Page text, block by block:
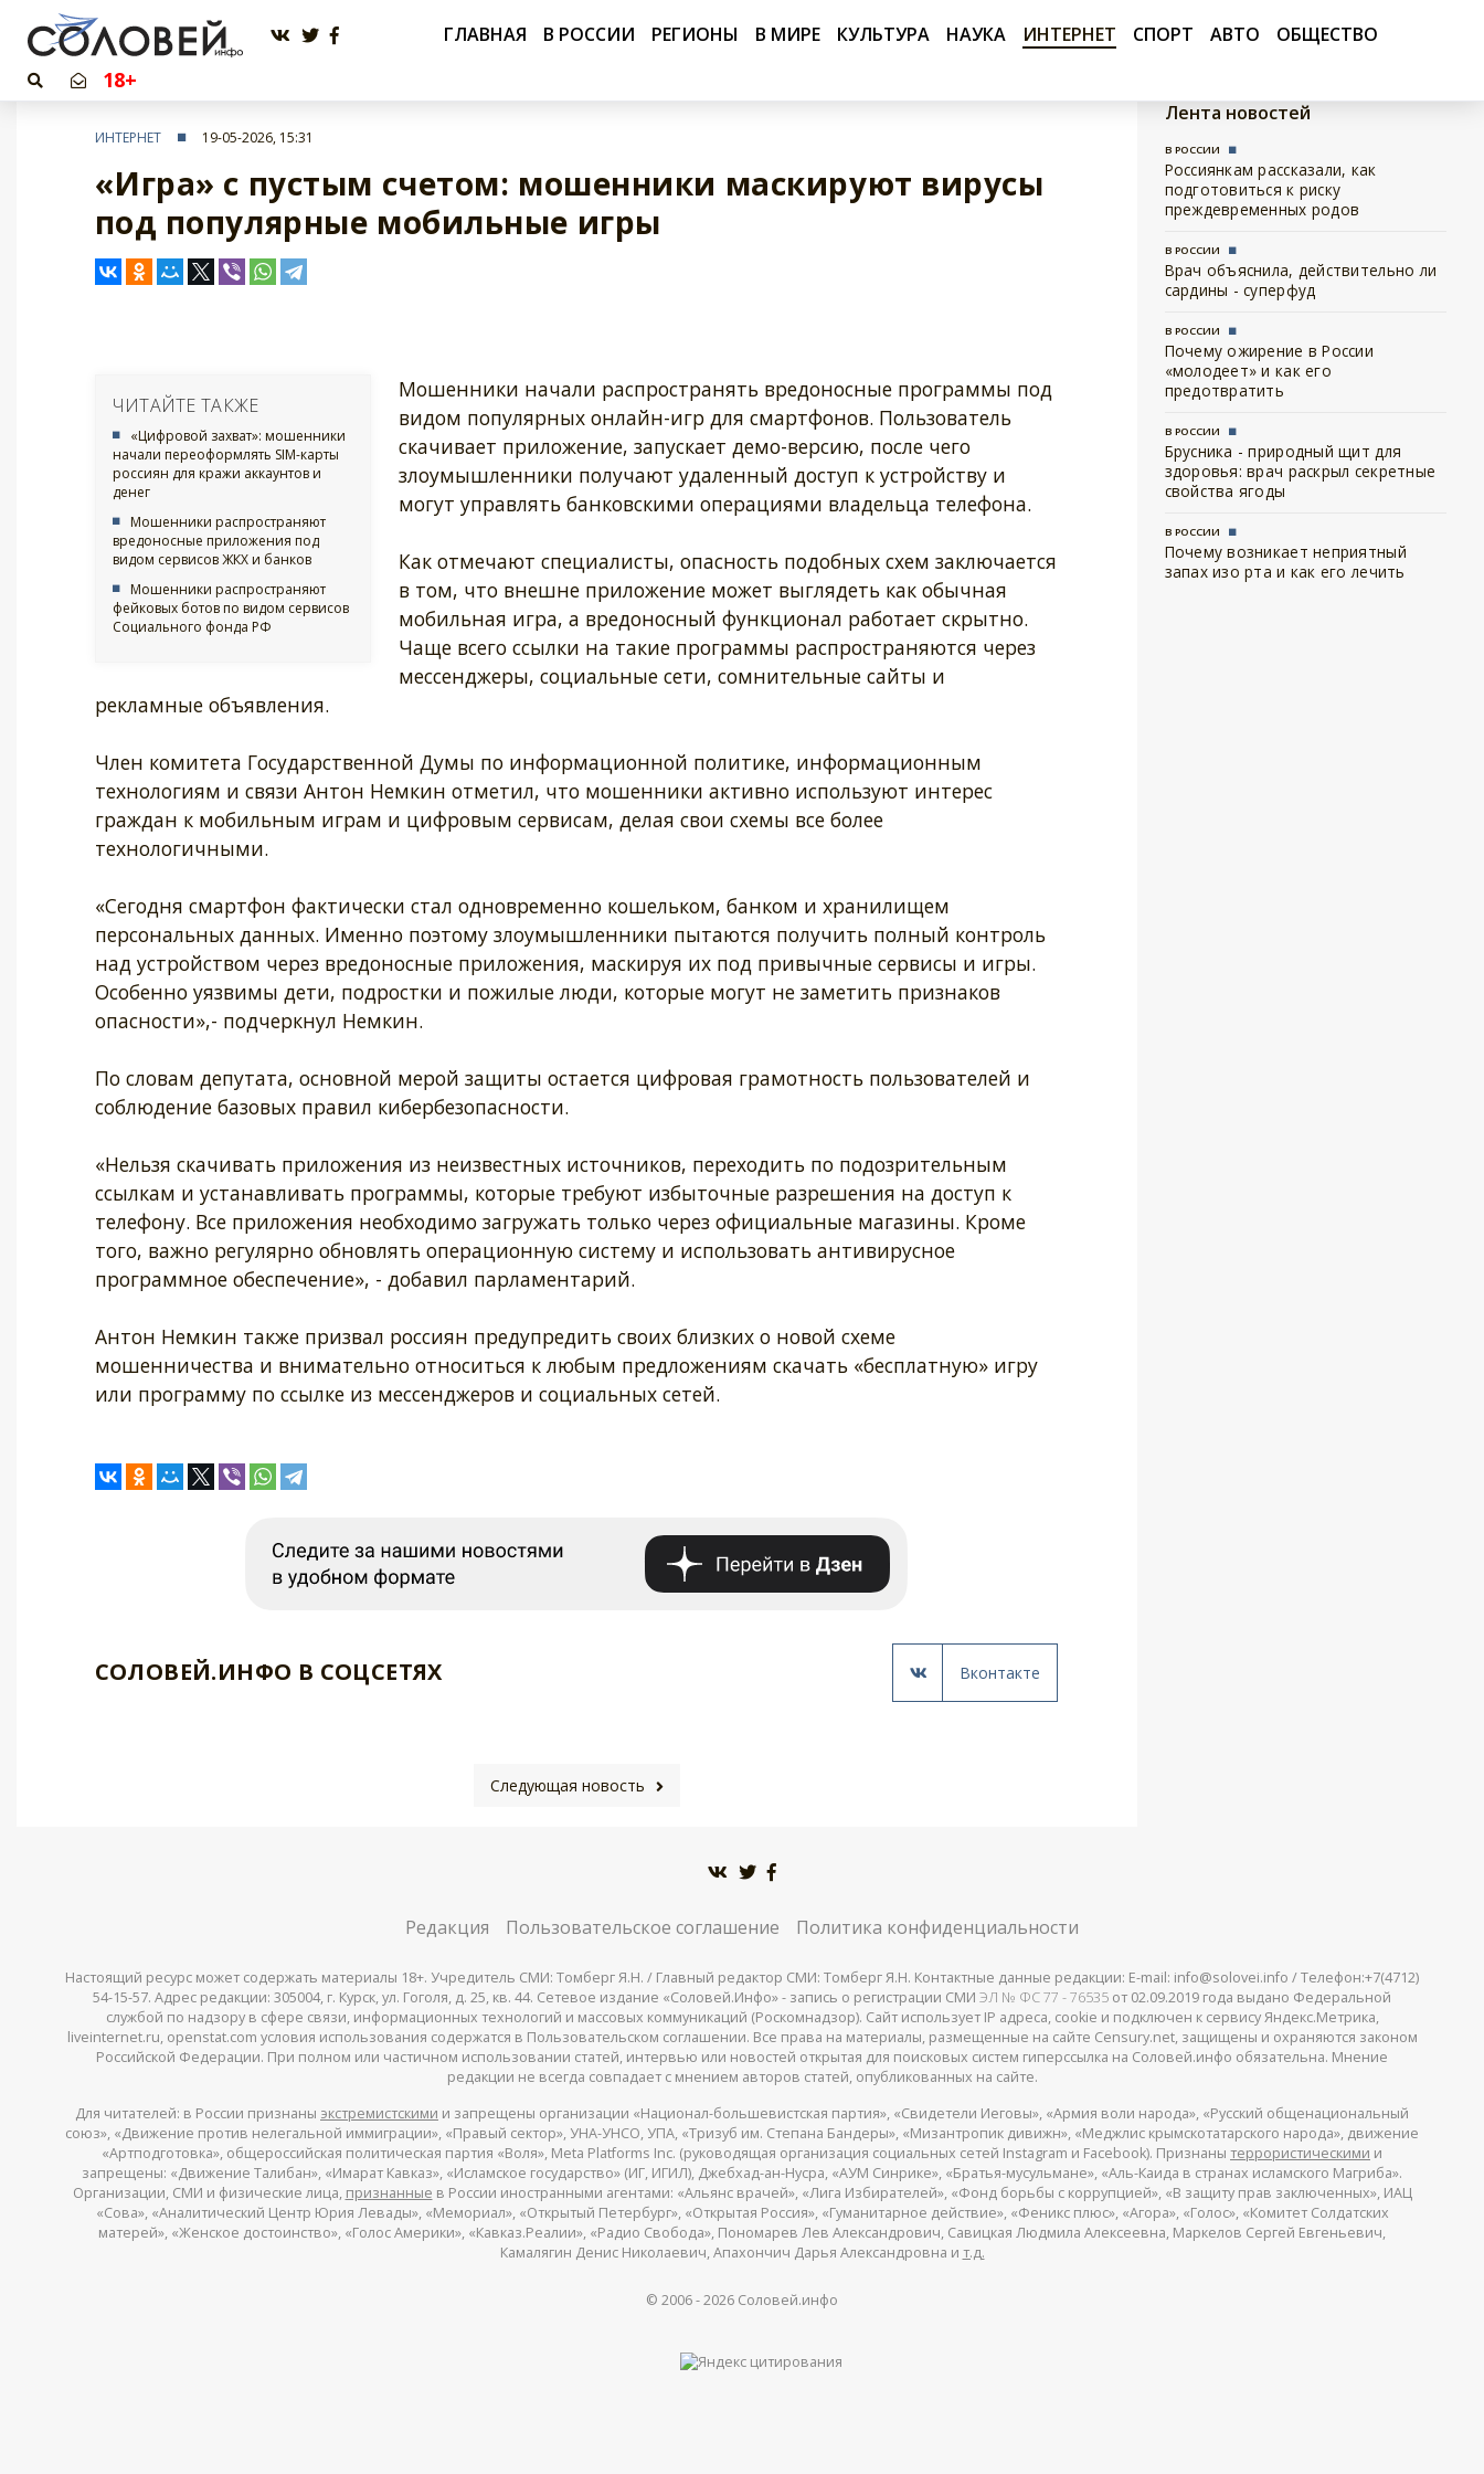
ГЛАВНАЯ В РОССИИ РЕГИОНЫ В МИРЕ КУЛЬТУРА НАУКА ИНТЕРНЕТ СПОРТ АВТО ОБЩЕСТВО
18+
ИНТЕРНЕТ 19-05-2026, 15:31
«Игра» с пустым счетом: мошенники маскируют вирусы
под популярные мобильные игры
ЧИТАЙТЕ ТАКЖЕ
«Цифровой захват»: мошенники
начали переоформлять SIM-карты
россиян для кражи аккаунтов и
денег
Мошенники распространяют
вредоносные приложения под
видом сервисов ЖКХ и банков
Мошенники распространяют
фейковых ботов по видом сервисов
Социального фонда РФ
Мошенники начали распространять вредоносные программы под
видом популярных онлайн-игр для смартфонов. Пользователь
скачивает приложение, запускает демо-версию, после чего
злоумышленники получают удаленный доступ к устройству и
могут управлять банковскими операциями владельца телефона.
Как отмечают специалисты, опасность подобных схем заключается
в том, что внешне приложение может выглядеть как обычная
мобильная игра, а вредоносный функционал работает скрытно.
Чаще всего ссылки на такие программы распространяются через
мессенджеры, социальные сети, сомнительные сайты и
рекламные объявления.
Член комитета Государственной Думы по информационной политике, информационным
технологиям и связи Антон Немкин отметил, что мошенники активно используют интерес
граждан к мобильным играм и цифровым сервисам, делая свои схемы все более
технологичными.
«Сегодня смартфон фактически стал одновременно кошельком, банком и хранилищем
персональных данных. Именно поэтому злоумышленники пытаются получить полный контроль
над устройством через вредоносные приложения, маскируя их под привычные сервисы и игры.
Особенно уязвимы дети, подростки и пожилые люди, которые могут не заметить признаков
опасности»,- подчеркнул Немкин.
По словам депутата, основной мерой защиты остается цифровая грамотность пользователей и
соблюдение базовых правил кибербезопасности.
«Нельзя скачивать приложения из неизвестных источников, переходить по подозрительным
ссылкам и устанавливать программы, которые требуют избыточные разрешения на доступ к
телефону. Все приложения необходимо загружать только через официальные магазины. Кроме
того, важно регулярно обновлять операционную систему и использовать антивирусное
программное обеспечение», - добавил парламентарий.
Антон Немкин также призвал россиян предупредить своих близких о новой схеме
мошенничества и внимательно относиться к любым предложениям скачать «бесплатную» игру
или программу по ссылке из мессенджеров и социальных сетей.
СОЛОВЕЙ.ИНФО В СОЦСЕТЯХ Вконтакте
Следующая новость
Лента новостей
В РОССИИ
Россиянкам рассказали, как
подготовиться к риску
преждевременных родов
В РОССИИ
Врач объяснила, действительно ли
сардины - суперфуд
В РОССИИ
Почему ожирение в России
«молодеет» и как его
предотвратить
В РОССИИ
Брусника - природный щит для
здоровья: врач раскрыл секретные
свойства ягоды
В РОССИИ
Почему возникает неприятный
запах изо рта и как его лечить
Редакция Пользовательское соглашение Политика конфиденциальности
Настоящий ресурс может содержать материалы 18+. Учредитель СМИ: Томберг Я.Н. / Главный редактор СМИ: Томберг Я.Н. Контактные данные редакции: E-mail: info@solovei.info / Телефон:+7(4712)
54-15-57. Адрес редакции: 305004, г. Курск, ул. Гоголя, д. 25, кв. 44. Сетевое издание «Соловей.Инфо» - запись о регистрации СМИ ЭЛ № ФС 77 - 76535 от 02.09.2019 года выдано Федеральной
службой по надзору в сфере связи, информационных технологий и массовых коммуникаций (Роскомнадзор). Сайт использует IP адреса, cookie и подключен к сервису Яндекс.Метрика,
liveinternet.ru, openstat.com условия использования содержатся в Пользовательском соглашении. Все права на материалы, размещенные на сайте Censury.net, защищены и охраняются законом
Российской Федерации. При полном или частичном использовании статей, интервью или новостей открытая для поисковых систем гиперссылка на Соловей.инфо обязательна. Мнение
редакции не всегда совпадает с мнением авторов статей, опубликованных на сайте.
Для читателей: в России признаны экстремистскими и запрещены организации «Национал-большевистская партия», «Свидетели Иеговы», «Армия воли народа», «Русский общенациональный
союз», «Движение против нелегальной иммиграции», «Правый сектор», УНА-УНСО, УПА, «Тризуб им. Степана Бандеры», «Мизантропик дивижн», «Меджлис крымскотатарского народа», движение
«Артподготовка», общероссийская политическая партия «Воля», Meta Platforms Inc. (руководящая организация социальных сетей Instagram и Facebook). Признаны террористическими и
запрещены: «Движение Талибан», «Имарат Кавказ», «Исламское государство» (ИГ, ИГИЛ), Джебхад-ан-Нусра, «АУМ Синрике», «Братья-мусульмане», «Аль-Каида в странах исламского Магриба».
Организации, СМИ и физические лица, признанные в России иностранными агентами: «Альянс врачей», «Лига Избирателей», «Фонд борьбы с коррупцией», «В защиту прав заключенных», ИАЦ
«Сова», «Аналитический Центр Юрия Левады», «Мемориал», «Открытый Петербург», «Открытая Россия», «Гуманитарное действие», «Феникс плюс», «Агора», «Голос», «Комитет Солдатских
матерей», «Женское достоинство», «Голос Америки», «Кавказ.Реалии», «Радио Свобода», Пономарев Лев Александрович, Савицкая Людмила Алексеевна, Маркелов Сергей Евгеньевич,
Камалягин Денис Николаевич, Апахончич Дарья Александровна и т.д.
© 2006 -2026 Соловей.инфо